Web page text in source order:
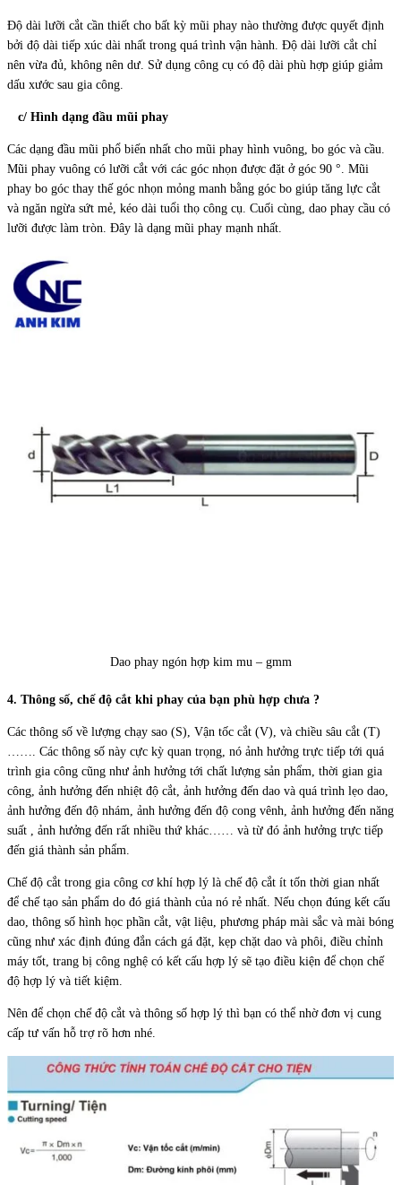
Độ dài lưỡi cắt cần thiết cho bất kỳ mũi phay nào thường được quyết định
bởi độ dài tiếp xúc dài nhất trong quá trình vận hành. Độ dài lưỡi cắt chỉ
nên vừa đủ, không nên dư. Sử dụng công cụ có độ dài phù hợp giúp giảm
dấu xước sau gia công.
c/ Hình dạng đầu mũi phay
Các dạng đầu mũi phổ biến nhất cho mũi phay hình vuông, bo góc và cầu.
Mũi phay vuông có lưỡi cắt với các góc nhọn được đặt ở góc 90 °. Mũi
phay bo góc thay thế góc nhọn mỏng manh bằng góc bo giúp tăng lực cắt
và ngăn ngừa sứt mẻ, kéo dài tuổi thọ công cụ. Cuối cùng, dao phay cầu có
lưỡi được làm tròn. Đây là dạng mũi phay mạnh nhất.
Dao phay ngón hợp kim mu – gmm
4. Thông số, chế độ cắt khi phay của bạn phù hợp chưa ?
Các thông số về lượng chạy sao (S), Vận tốc cắt (V), và chiều sâu cắt (T)
……. Các thông số này cực kỳ quan trọng, nó ảnh hưởng trực tiếp tới quá
trình gia công cũng như ảnh hưởng tới chất lượng sản phẩm, thời gian gia
công, ảnh hưởng đến nhiệt độ cắt, ảnh hưởng đến dao và quá trình lẹo dao,
ảnh hưởng đến độ nhám, ảnh hưởng đến độ cong vênh, ảnh hưởng đến năng
suất , ảnh hưởng đến rất nhiều thứ khác…… và từ đó ảnh hưởng trực tiếp
đến giá thành sản phẩm.
Chế độ cắt trong gia công cơ khí hợp lý là chế độ cắt ít tốn thời gian nhất
để chế tạo sản phẩm do đó giá thành của nó rẻ nhất. Nếu chọn đúng kết cấu
dao, thông số hình học phần cắt, vật liệu, phương pháp mài sắc và mài bóng
cũng như xác định đúng đắn cách gá đặt, kẹp chặt dao và phôi, điều chỉnh
máy tốt, trang bị công nghệ có kết cấu hợp lý sẽ tạo điều kiện để chọn chế
độ hợp lý và tiết kiệm.
Nên để chọn chế độ cắt và thông số hợp lý thì bạn có thể nhờ đơn vị cung
cấp tư vấn hỗ trợ rõ hơn nhé.